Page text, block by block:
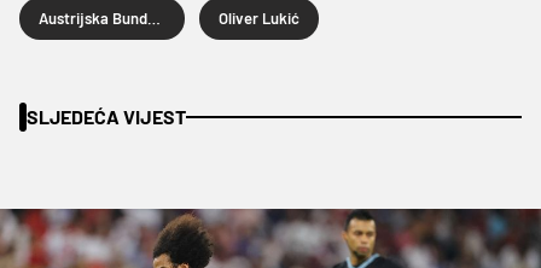
Oliver Lukić
SLJEDEĆA VIJEST